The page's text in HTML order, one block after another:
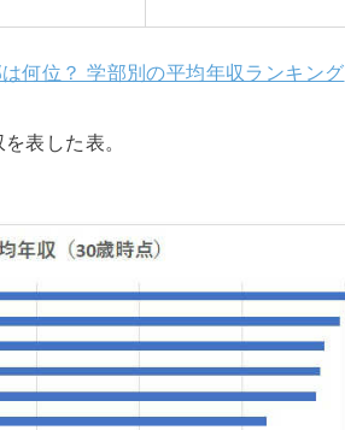
何位？ 学部別の平均年収ランキング
表した表。